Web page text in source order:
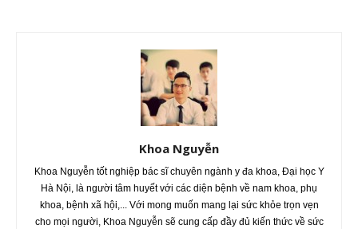
Khoa Nguyễn
Khoa Nguyễn tốt nghiệp bác sĩ chuyên ngành y đa khoa, Đại học Y
Hà Nội, là người tâm huyết với các diện bệnh về nam khoa, phụ
khoa, bệnh xã hội,... Với mong muốn mang lại sức khỏe trọn vẹn
cho mọi người, Khoa Nguyễn sẽ cung cấp đầy đủ kiến thức về sức